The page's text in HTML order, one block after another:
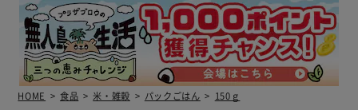
HOME 食品 米・雑穀 パックごはん 150ｇ